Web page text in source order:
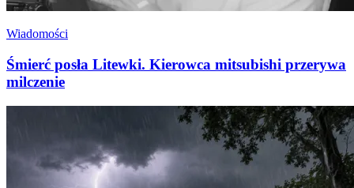
Wiadomości
Śmierć posła Litewki. Kierowca mitsubishi przerywa
milczenie